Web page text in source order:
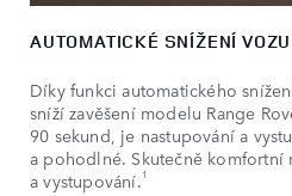
AUTOMATICKÉ SNÍŽENÍ VOZU
Díky funkci automatického
sníží zavěšení modelu Range
90 sekund, je nastupování a
a pohodlné. Skutečně komfortní
a vystupování.1